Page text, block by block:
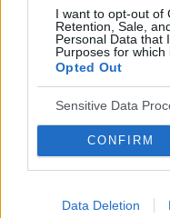
I want to opt-out of
Retention, Sale,
Personal Data that
Purposes for which
Opted Out
Sensitive Data
CONFIRM
Data Deletion
Obtarcie blon
seksu.Krew
sikania i
pomoze
Forum: